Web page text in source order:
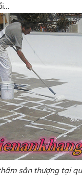
sân thượng tại